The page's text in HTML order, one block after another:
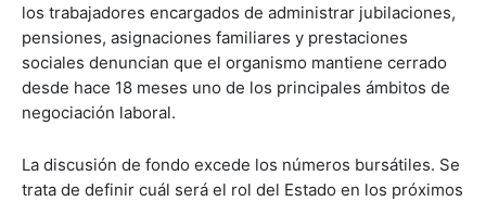
los trabajadores encargados de administrar jubilaciones,
pensiones, asignaciones familiares y prestaciones
sociales denuncian que el organismo mantiene cerrado
desde hace 18 meses uno de los principales ámbitos de
negociación laboral.
La discusión de fondo excede los números bursátiles. Se
trata de definir cuál será el rol del Estado en los próximos